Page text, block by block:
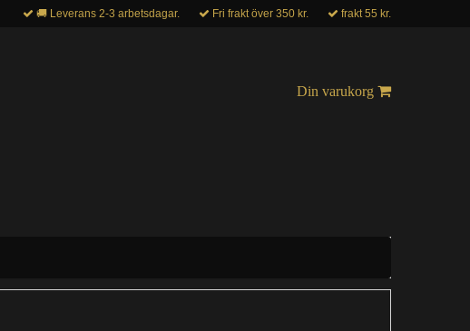
🚚 Leverans 2-3 arbetsdagar. Fri frakt över 350 kr. frakt 55 kr.
Din varukorg